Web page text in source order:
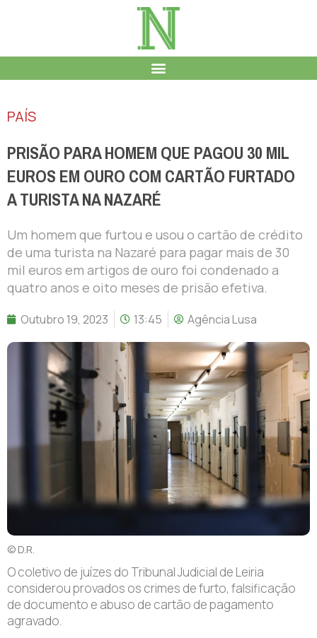
PAÍS
PRISÃO PARA HOMEM QUE PAGOU 30 MIL
EUROS EM OURO COM CARTÃO FURTADO
A TURISTA NA NAZARÉ
Um homem que furtou e usou o cartão de crédito
de uma turista na Nazaré para pagar mais de 30
mil euros em artigos de ouro foi condenado a
quatro anos e oito meses de prisão efetiva.
Outubro 19, 2023 13:45 Agência Lusa
© D.R.
O coletivo de juízes do Tribunal Judicial de Leiria
considerou provados os crimes de furto, falsificação
de documento e abuso de cartão de pagamento
agravado.